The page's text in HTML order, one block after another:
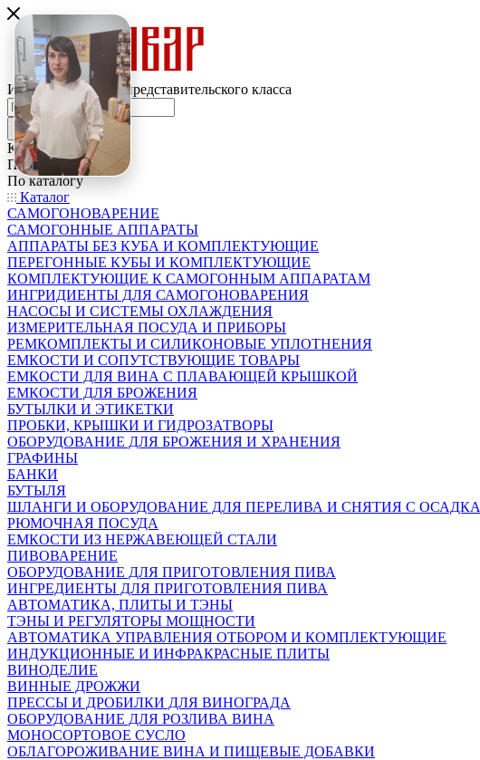
Интернет-магазин представительского класса
Каталог
По всему сайту
По каталогу
Каталог
САМОГОНОВАРЕНИЕ
САМОГОННЫЕ АППАРАТЫ
АППАРАТЫ БЕЗ КУБА И КОМПЛЕКТУЮЩИЕ
ПЕРЕГОННЫЕ КУБЫ И КОМПЛЕКТУЮЩИЕ
КОМПЛЕКТУЮЩИЕ К САМОГОННЫМ АППАРАТАМ
ИНГРИДИЕНТЫ ДЛЯ САМОГОНОВАРЕНИЯ
НАСОСЫ И СИСТЕМЫ ОХЛАЖДЕНИЯ
ИЗМЕРИТЕЛЬНАЯ ПОСУДА И ПРИБОРЫ
РЕМКОМПЛЕКТЫ И СИЛИКОНОВЫЕ УПЛОТНЕНИЯ
ЕМКОСТИ И СОПУТСТВУЮЩИЕ ТОВАРЫ
ЕМКОСТИ ДЛЯ ВИНА С ПЛАВАЮЩЕЙ КРЫШКОЙ
ЕМКОСТИ ДЛЯ БРОЖЕНИЯ
БУТЫЛКИ И ЭТИКЕТКИ
ПРОБКИ, КРЫШКИ И ГИДРОЗАТВОРЫ
ОБОРУДОВАНИЕ ДЛЯ БРОЖЕНИЯ И ХРАНЕНИЯ
ГРАФИНЫ
БАНКИ
БУТЫЛЯ
ШЛАНГИ И ОБОРУДОВАНИЕ ДЛЯ ПЕРЕЛИВА И СНЯТИЯ С ОСАДКА
РЮМОЧНАЯ ПОСУДА
ЕМКОСТИ ИЗ НЕРЖАВЕЮЩЕЙ СТАЛИ
ПИВОВАРЕНИЕ
ОБОРУДОВАНИЕ ДЛЯ ПРИГОТОВЛЕНИЯ ПИВА
ИНГPЕДИЕНТЫ ДЛЯ ПРИГОТОВЛЕНИЯ ПИВА
АВТОМАТИКА, ПЛИТЫ И ТЭНЫ
ТЭНЫ И РЕГУЛЯТОРЫ МОЩНОСТИ
АВТОМАТИКА УПРАВЛЕНИЯ ОТБОРОМ И КОМПЛЕКТУЮЩИЕ
ИНДУКЦИОННЫЕ И ИНФРАКРАСНЫЕ ПЛИТЫ
ВИНОДЕЛИЕ
ВИННЫЕ ДРОЖЖИ
ПРЕССЫ И ДРОБИЛКИ ДЛЯ ВИНОГРАДА
ОБОРУДОВАНИЕ ДЛЯ РОЗЛИВА ВИНА
МОНОСОРТОВОЕ СУСЛО
ОБЛАГОРОЖИВАНИЕ ВИНА И ПИЩЕВЫЕ ДОБАВКИ